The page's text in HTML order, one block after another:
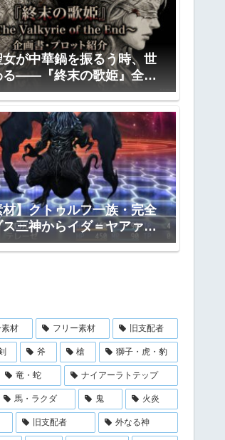
が中華鍋を振るう時、世
る――『終末の歌姫』全プ
開
】クトゥルフ一族・完全
三神からイダ＝ヤアァ、
面まで網羅｜RPGツクー
材 フリー素材 旧支配者
斧 槍 獅子・虎・豹
竜・蛇 ナイアーラトテップ
馬・ラクダ 鬼 火炎
旧支配者 外なる神